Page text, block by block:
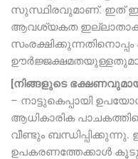
സുസ്ഥിരവുമാണ്. ഇത്
ആവശ്യകത
ഊർജ്ജക്ഷമതയുള്ളതുമായ
[നിങ്ങളുടെ
– നാട്ടുകെപ്പായി
ആധികാരിക
വീണ്ടും
ഉപകരണത്തേക്കാൾ